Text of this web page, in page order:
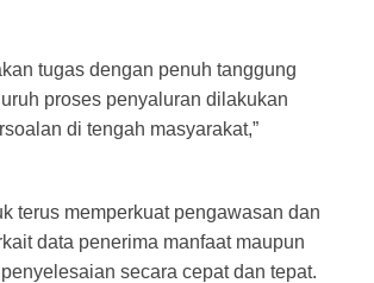
tugas dengan penuh tanggung
proses penyaluran dilakukan
di tengah masyarakat,”
terus memperkuat pengawasan dan
data penerima manfaat maupun
secara cepat dan tepat.